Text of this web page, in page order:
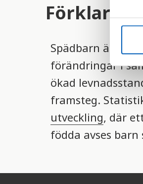
e
e
e
c
i
o
Förklaring
Spädbarn är
förändringar i
ökad
framsteg.
utveckling, där
födda avses